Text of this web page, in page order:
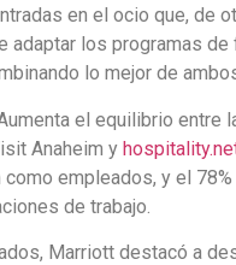
en el ocio que, de
adaptar los programas
lo mejor de
el equilibrio entre
Anaheim y
empleados, y el
de trabajo.
Marriott destacó a